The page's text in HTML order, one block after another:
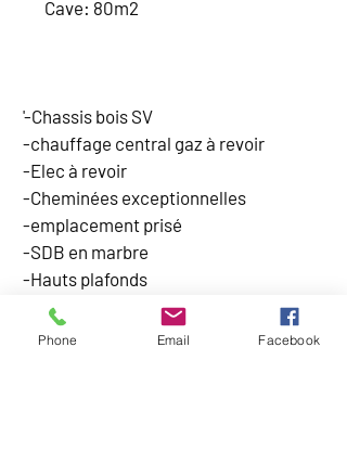
Cave: 80m2
'-Chassis bois SV
-chauffage central gaz à revoir
-Elec à revoir
-Cheminées exceptionnelles
-emplacement prisé
-SDB en marbre
-Hauts plafonds
CARTE
Phone Email Facebook